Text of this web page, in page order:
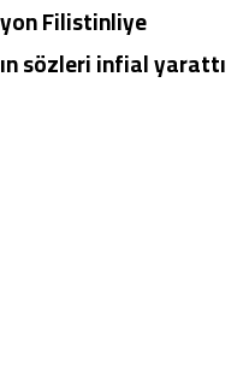
Filistinliye
sözleri infial yarattı